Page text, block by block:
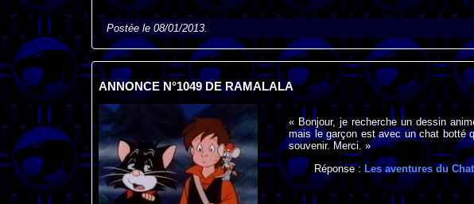
Postée le 08/01/2013.
ANNONCE N°1049 DE RAMALALA
« Bonjour, je recherche un dessin
mais le garçon est avec un chat botté
souvenir. Merci. »
Réponse :Les aventures du